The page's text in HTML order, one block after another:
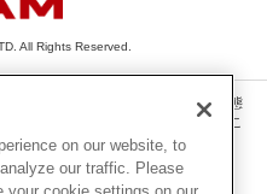
All Rights Reserved.
・写真・動画・音声等を、手段や形態
で複製、転載、ファイル化などするこ
ただけない場合があります。
on our website, to
our traffic. Please